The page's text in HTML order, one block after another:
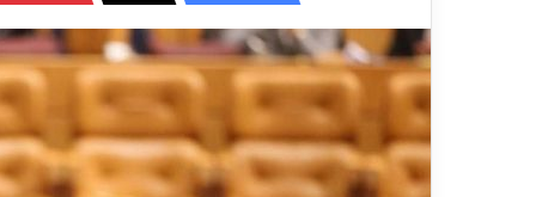
ل
ا
م
ی
ل